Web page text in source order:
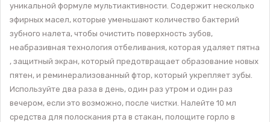
уникальной формуле мультиактивности. Содержит несколько
эфирных масел, которые уменьшают количество бактерий
зубного налета, чтобы очистить поверхность зубов,
неабразивная технология отбеливания, которая удаляет пятна
, защитный экран, который предотвращает образование новых
пятен, и реминерализованный фтор, который укрепляет зубы.
Используйте два раза в день, один раз утром и один раз
вечером, если это возможно, после чистки. Налейте 10 мл
средства для полоскания рта в стакан, полощите горло в